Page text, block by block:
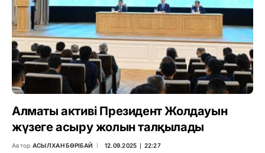
Алматы активі Президент Жолдауын
жүзеге асыру жолын талқылады
Автор АСЫЛХАН БӨРІБАЙ 12.09.2025 ∣ 22:27